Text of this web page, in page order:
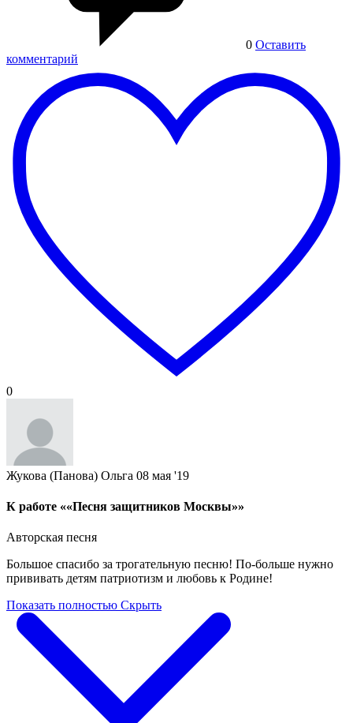
0 Оставить
комментарий
0
Жукова (Панова) Ольга 08 мая '19
К работе ««Песня защитников Москвы»»
Авторская песня
Большое спасибо за трогательную песню! По-больше нужно
прививать детям патриотизм и любовь к Родине!
Показать полностью Скрыть